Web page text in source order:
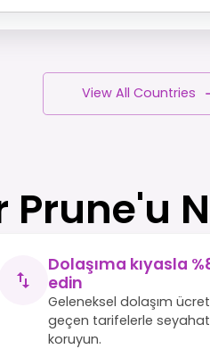
View All Countries
Prune'u
Dolaşıma kıyasla
edin
Geleneksel dolaşım
geçen tarifelerle
koruyun.